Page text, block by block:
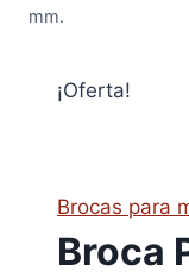
mm.
¡Oferta!
Brocas para
Broca